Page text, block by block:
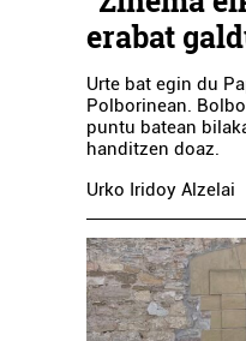
erabat
Urte bat egin du
Polborinean.
puntu batean
handitzen doaz.
Urko Iridoy Alzelai